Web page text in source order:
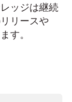
ッジは継続
リースや
す。